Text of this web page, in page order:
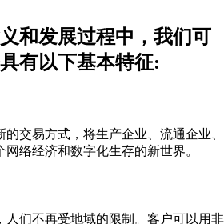
和发展过程中，我们可
有以下基本特征:
易方式，将生产企业、流通企业、
络经济和数字化生存的新世界。
们不再受地域的限制。客户可以用非